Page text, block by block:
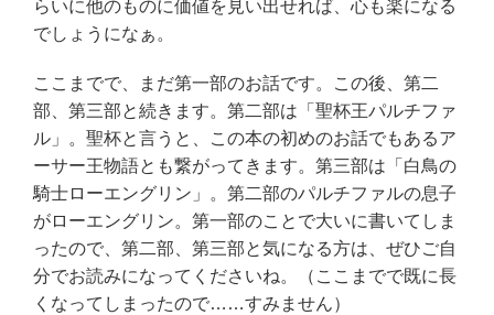
らいに他のものに価値を見い出せれば、心も楽になる
でしょうになぁ。
ここまでで、まだ第一部のお話です。この後、第二
部、第三部と続きます。第二部は「聖杯王パルチファ
ル」。聖杯と言うと、この本の初めのお話でもあるア
ーサー王物語とも繋がってきます。第三部は「白鳥の
騎士ローエングリン」。第二部のパルチファルの息子
がローエングリン。第一部のことで大いに書いてしま
ったので、第二部、第三部と気になる方は、ぜひご自
分でお読みになってくださいね。（ここまでで既に長
くなってしまったので……すみません）